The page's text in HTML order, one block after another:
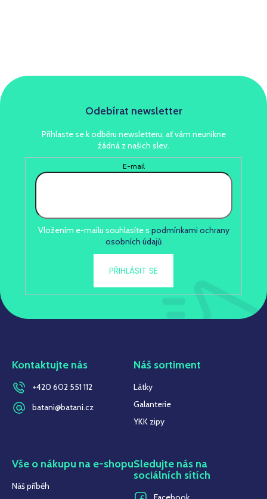
Odebírat newsletter
Přihlaste se k odběru newsletteru, ať vám neunikne
žádná z našich slev.
E-mail
Vložením e-mailu souhlasíte s podmínkami ochrany
osobních údajů
PŘIHLÁSIT SE
Kontaktujte nás
+420 602 551 112
batani@batani.cz
Náš sortiment
Látky
Galanterie
YKK zipy
Vše o nákupu na e-shopu
Náš příběh
Sledujte nás na
sociálních sítích